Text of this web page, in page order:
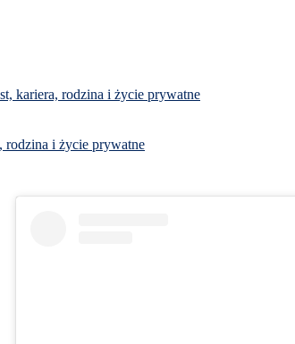
kariera, rodzina i życie prywatne
rodzina i życie prywatne